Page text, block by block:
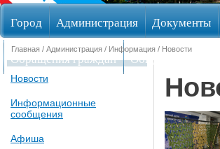
Город Администрация Документы
Обращения граждан Общественные
Главная / Администрация / Информация / Новости
Новости
Информационные
сообщения
Афиша